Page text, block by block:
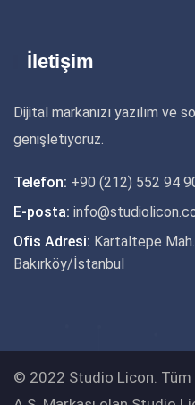
İletişim
Dijital markanızı yazılım ve
genişletiyoruz.
Telefon: +90 (212) 552 94
E-posta:
Ofis Adresi: Kartaltepe
Bakırköy/İstanbul
© 2022 Studio Licon. Tüm